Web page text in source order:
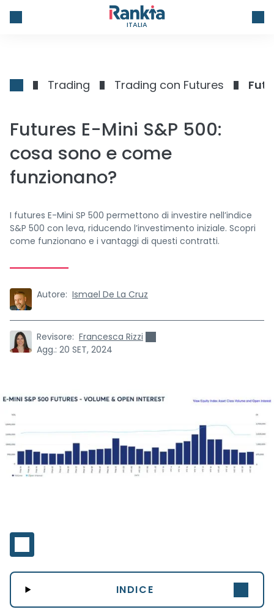
ITALIA
Trading Trading con Futures
Futures E-Mini S&P 500:
cosa sono e come
funzionano?
I futures E-Mini SP 500 permettono di investire nell’indice
S&P 500 con leva, riducendo l’investimento iniziale. Scopri
come funzionano e i vantaggi di questi contratti.
Autore: Ismael De La Cruz
Revisore: Francesca Rizzi
Agg.: 20 SET, 2024
INDICE